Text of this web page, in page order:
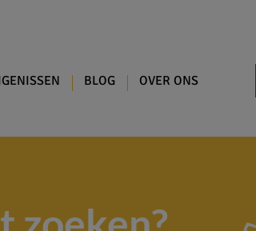
BLOG OVER ONS